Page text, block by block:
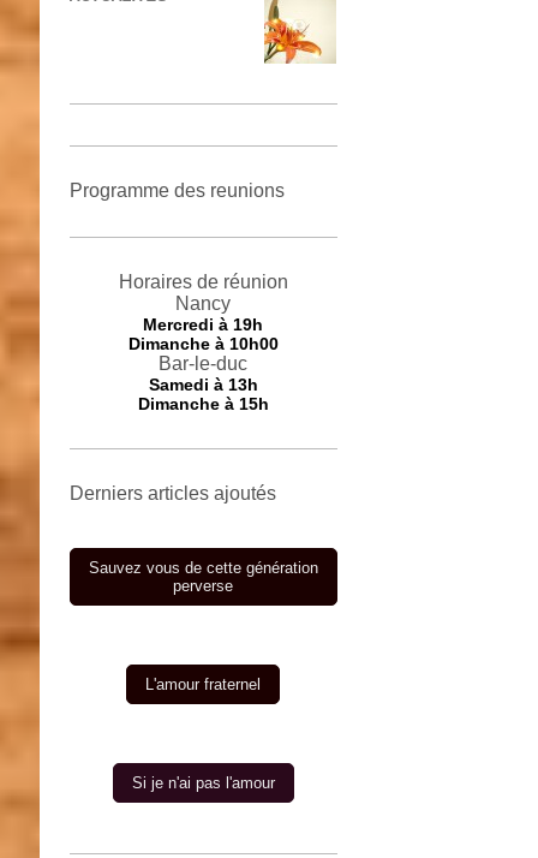
Programme des reunions
Horaires de réunion
Nancy
Mercredià 19h
Dimanche à 10h00
Bar-le-duc
Samedi à 13h
Dimanche à 15h
Derniers articles ajoutés
Sauvez vous de cette génération
perverse
L'amour fraternel
Si je n'ai pas l'amour